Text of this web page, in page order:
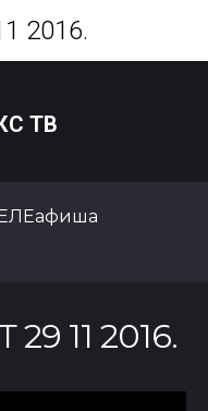
ТВ
11 2016.
2016.